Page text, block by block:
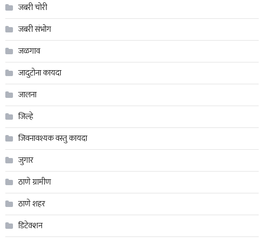
जबरी चोरी
जबरी संभोग
जळगाव
जादुटोना कायदा
जालना
जिल्हे
जिवनावश्यक वस्तु कायदा
जुगार
ठाणे ग्रामीण
ठाणे शहर
डिटेक्शन